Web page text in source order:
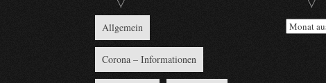
Allgemein
Corona – Informationen
Archiv